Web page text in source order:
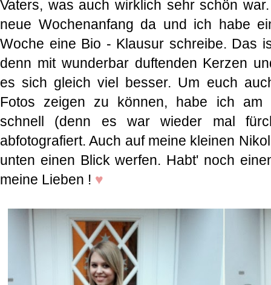
Vaters, was auch wirklich sehr schön
neue Wochenanfang da und ich habe
Woche eine Bio - Klausur schreibe. Das
denn mit wunderbar duftenden Kerzen
es sich gleich viel besser. Um euch
Fotos zeigen zu können, habe ich am
schnell (denn es war wieder mal
abfotografiert. Auch auf meine kleinen
unten einen Blick werfen. Habt' noch
meine Lieben ! ♥